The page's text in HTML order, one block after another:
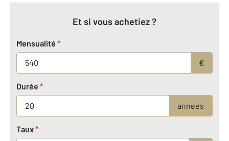
Et si vous achetiez ?
Mensualité *
€
Durée *
années
Taux*